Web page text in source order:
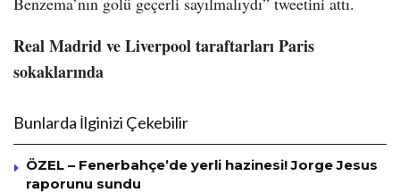
Real Madrid ve Liverpool taraftarları Paris
sokaklarında
Bunlarda İlginizi Çekebilir
ÖZEL – Fenerbahçe’de yerli hazinesi! Jorge Jesus
raporunu sundu